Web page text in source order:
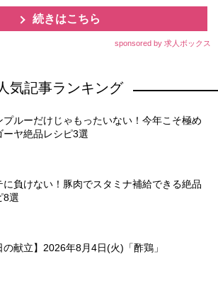
続きはこちら
sponsored by 求人ボックス
気記事ランキング
プルーだけじゃもったいない！今年こそ極め
ーヤ絶品レシピ3選
に負けない！豚肉でスタミナ補給できる絶品
8選
の献立】2026年8月4日(火)「酢鶏」